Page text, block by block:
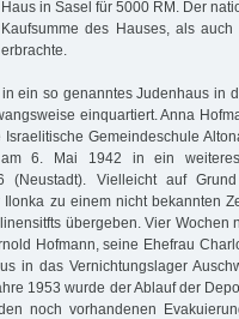
in Sasel für 5000 RM. Der
des Hauses, als
ein so genanntes Judenhaus in
einquartiert. Anna
Gemeindeschule
6. Mai 1942 in ein
(Neustadt). Vielleicht auf
zu einem nicht bekannten
übergeben. Vier Wochen
Hofmann, seine Ehefrau
in das Vernichtungslager
1953 wurde der Ablauf der
noch vorhandenen